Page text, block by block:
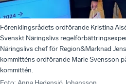
Förenklingsrådets ordförande Kristina
Svenskt Näringslivs
Näringslivs chef för Region&Marknad
kommitténs ordförande Marie Svensson
kommittén.